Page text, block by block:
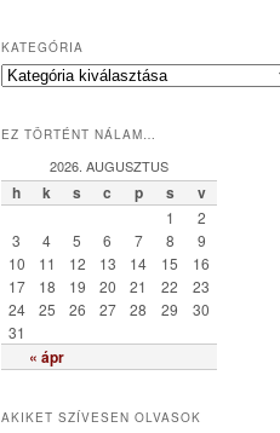
KATEGÓRIA
K
e
r
EZ TÖRTÉNT NÁLAM…
2026. AUGUSZTUS
h k s c p s v
« ápr
1
2
3
4 5 6 7 8
9
10
11 12 13 14 15
16
17
18 19 20 21 22
23
24
25 26 27 28 29
30
31
AKIKET SZÍVESEN OLVASOK